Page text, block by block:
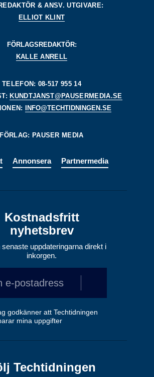
& ANSV. UTGIVARE:
ELLIOT KLINT
FÖRLAGSREDAKTÖR:
KALLE ANRELL
TELEFON: 08-517 955 14
KUNDTJANST@PAUSERMEDIA.SE
INFO@TECHTIDNINGEN.SE
FÖRLAG: PAUSER MEDIA
Annonsera Partnermedia
Kostnadsfritt
nyhetsbrev
senaste uppdateringarna direkt i
inkorgen.
godkänner att Techtidningen
mina uppgifter
Techtidningen